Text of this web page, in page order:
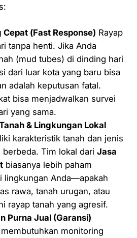
Cepat (Fast Response) Rayap
tanpa henti. Jika Anda
(mud tubes) di dinding hari
dari luar kota yang baru bisa
adalah keputusan fatal.
bisa menjadwalkan survei
yang sama.
& Lingkungan Lokal
karakteristik tanah dan jenis
Tim lokal dari Jasa
biasanya lebih paham
lingkungan Anda—apakah
rawa, tanah urugan, atau
rayap tanah yang agresif.
Purna Jual (Garansi)
monitoring